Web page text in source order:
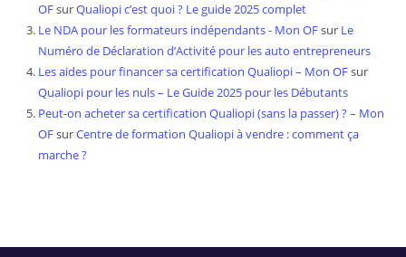
OFsurQualiopi c’est quoi ? Le guide 2025 complet
Le NDA pour les formateurs indépendants - Mon OFsur Le
Numéro de Déclaration d’Activité pour les auto entrepreneurs
Les aides pour financer sa certification Qualiopi – Mon OFsur
Qualiopi pour les nuls – Le Guide 2025 pour les Débutants
Peut-on acheter sa certification Qualiopi (sans la passer) ? – Mon
OFsurCentre de formation Qualiopi à vendre : comment ça
marche ?